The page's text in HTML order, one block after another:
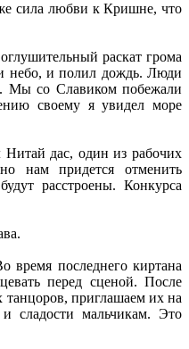
сила любви к Кришне, что
раскат грома
небо, и полил дождь. Люди
Мы со Славиком побежали
своему я увидел море
Нитай дас, один из рабочих
нам придется отменить
расстроены. Конкурса
время последнего киртана
перед сценой. После
танцоров, приглашаем их на
сладости мальчикам. Это